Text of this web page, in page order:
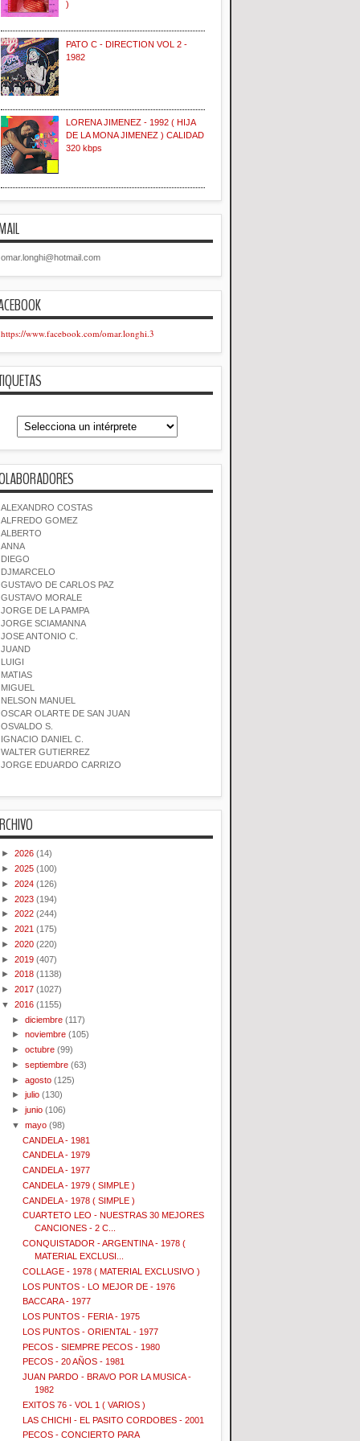
)
PATO C - DIRECTION VOL 2 -
1982
LORENA JIMENEZ - 1992 ( HIJA
DE LA MONA JIMENEZ ) CALIDAD
320 kbps
omar.longhi@hotmail.com
https://www.facebook.com/omar.longhi.3
ALEXANDRO COSTAS
ALFREDO GOMEZ
ALBERTO
ANNA
DIEGO
DJMARCELO
GUSTAVO DE CARLOS PAZ
GUSTAVO MORALE
JORGE DE LA PAMPA
JORGE SCIAMANNA
JOSE ANTONIO C.
JUAND
LUIGI
MATIAS
MIGUEL
NELSON MANUEL
OSCAR OLARTE DE SAN JUAN
OSVALDO S.
IGNACIO DANIEL C.
WALTER GUTIERREZ
JORGE EDUARDO CARRIZO
► 2026 (14)
► 2025 (100)
► 2024 (126)
► 2023 (194)
► 2022 (244)
► 2021 (175)
► 2020 (220)
► 2019 (407)
► 2018 (1138)
► 2017 (1027)
▼ 2016 (1155)
►diciembre (117)
►noviembre (105)
►octubre (99)
►septiembre (63)
►agosto (125)
►julio (130)
►junio (106)
▼mayo (98)
CANDELA - 1981
CANDELA - 1979
CANDELA - 1977
CANDELA - 1979 ( SIMPLE )
CANDELA - 1978 ( SIMPLE )
CUARTETO LEO - NUESTRAS 30 MEJORES
CANCIONES - 2 C...
CONQUISTADOR - ARGENTINA - 1978 (
MATERIAL EXCLUSI...
COLLAGE - 1978 ( MATERIAL EXCLUSIVO )
LOS PUNTOS - LO MEJOR DE - 1976
BACCARA - 1977
LOS PUNTOS - FERIA - 1975
LOS PUNTOS - ORIENTAL - 1977
PECOS - SIEMPRE PECOS - 1980
PECOS - 20 AÑOS - 1981
JUAN PARDO - BRAVO POR LA MUSICA -
1982
EXITOS 76 - VOL 1 ( VARIOS )
LAS CHICHI - EL PASITO CORDOBES - 2001
PECOS - CONCIERTO PARA